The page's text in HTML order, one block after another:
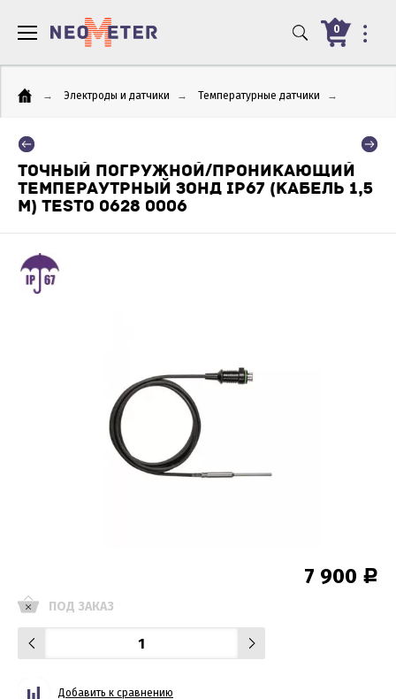
0
→ Электроды и датчики → Температурные датчики →
ТОЧНЫЙ ПОГРУЖНОЙ/ПРОНИКАЮЩИЙ
ТЕМПЕРАУТРНЫЙ ЗОНД IP67 (КАБЕЛЬ 1,5
М) TESTO 0628 0006
7 900 Р
ПОД ЗАКАЗ
Добавить к сравнению